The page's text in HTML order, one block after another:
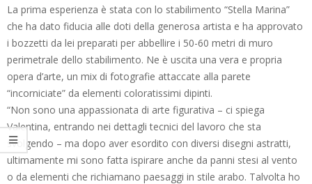
La prima esperienza è stata con lo stabilimento “Stella Marina”
che ha dato fiducia alle doti della generosa artista e ha approvato
i bozzetti da lei preparati per abbellire i 50-60 metri di muro
perimetrale dello stabilimento. Ne è uscita una vera e propria
opera d’arte, un mix di fotografie attaccate alla parete
“incorniciate” da elementi coloratissimi dipinti.
“Non sono una appassionata di arte figurativa – ci spiega
Valentina, entrando nei dettagli tecnici del lavoro che sta
svolgendo – ma dopo aver esordito con diversi disegni astratti,
ultimamente mi sono fatta ispirare anche da panni stesi al vento
o da elementi che richiamano paesaggi in stile arabo. Talvolta ho